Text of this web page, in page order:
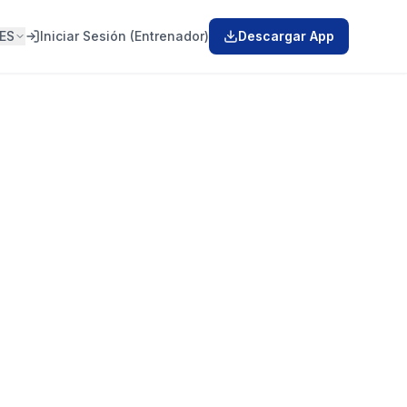
ES Iniciar Sesión (Entrenador) Descargar App